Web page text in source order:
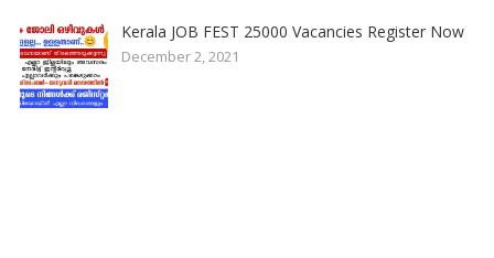
Kerala JOB FEST 25000 Vacancies Register Now
December 2, 2021